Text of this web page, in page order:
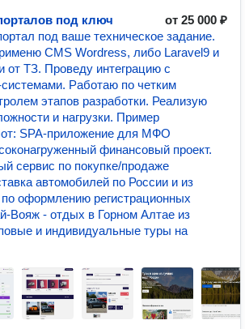
под ключ
от 25 000 ₽
под ваше техническое задание.
CMS Wordress, либо Laravel9 и
от ТЗ. Проведу интеграцию с
Работаю по четким
этапов разработки. Реализую
и нагрузки. Пример
SPA-приложение для МФО
финансовый проект.
сервис по покупке/продаже
автомобилей по России и из
оформлению регистрационных
Вояж - отдых в Горном Алтае из
и индивидуальные туры на